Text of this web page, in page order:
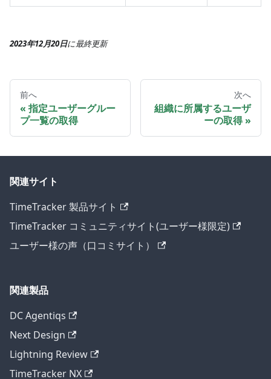
2023年12月20日に最終更新
前へ
指定ユーザーグルー
プ一覧の取得
次へ
組織に所属するユーザ
ーの取得
関連サイト
TimeTracker 製品サイト
TimeTracker コミュニティサイト(ユーザー様限定)
ユーザー様の声（口コミサイト）
関連製品
DC Agentiqs
Next Design
Lightning Review
TimeTracker NX